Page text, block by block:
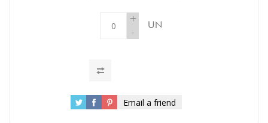
+
-
UN
Email a friend